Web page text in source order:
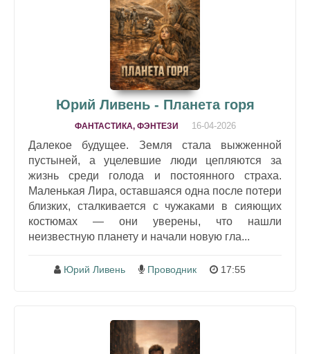
Юрий Ливень - Планета горя
ФАНТАСТИКА, ФЭНТЕЗИ 16-04-2026
Далекое будущее. Земля стала выжженной
пустыней, а уцелевшие люди цепляются за
жизнь среди голода и постоянного страха.
Маленькая Лира, оставшаяся одна после потери
близких, сталкивается с чужаками в сияющих
костюмах — они уверены, что нашли
неизвестную планету и начали новую гла...
Юрий Ливень Проводник 17:55